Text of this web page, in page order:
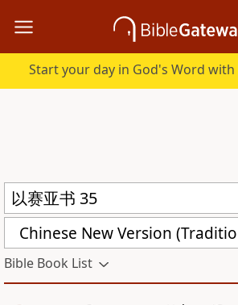
Chinese New Version
Bible Book List